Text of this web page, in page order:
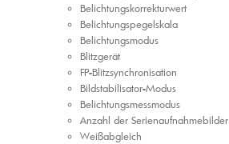
Belichtungs​​korrektur​​wert
Belichtungspegel​​skala
Belichtungsmodus
Blitzgerät
FP-Blitzsynchronisation
Bildstabilisator-Modus
Belichtungsmessmodus
Anzahl der Serienaufnahmebilder
Weißabgleich